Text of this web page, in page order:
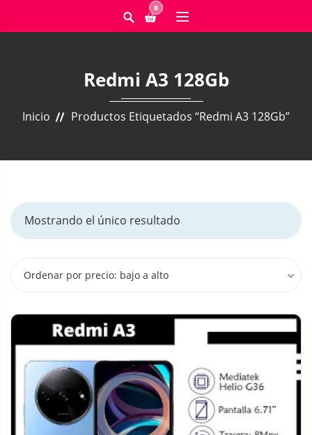
0
Redmi A3 128Gb
Inicio Productos Etiquetados “Redmi A3 128Gb”
Mostrando el único resultado
Ordenar por precio: bajo a alto